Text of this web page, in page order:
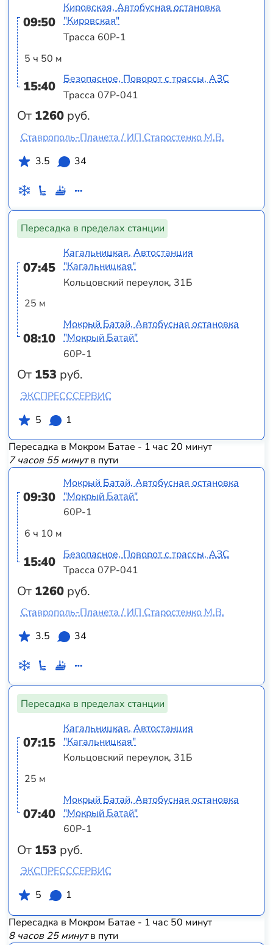
09:50
5 ч 50 м
15:40
От 1260 руб.
Кировская, Автобусная остановка
"Кировская"
Трасса 60Р-1
Безопасное, Поворот с трассы, АЗС
Трасса 07Р-041
Ставрополь-Планета / ИП Старостенко М.В.
3.5
34
Пересадка в пределах станции
07:45
25 м
08:10
От 153 руб.
Кагальницкая, Автостанция
"Кагальницкая"
Кольцовский переулок, 31Б
Мокрый Батай, Автобусная остановка
"Мокрый Батай"
60Р-1
ЭКСПРЕСССЕРВИС
5
1
Пересадка в Мокром Батае - 1 час 20 минут
7 часов 55 минутв пути
09:30
6 ч 10 м
15:40
От 1260 руб.
Мокрый Батай, Автобусная остановка
"Мокрый Батай"
60Р-1
Безопасное, Поворот с трассы, АЗС
Трасса 07Р-041
Ставрополь-Планета / ИП Старостенко М.В.
3.5
34
Пересадка в пределах станции
07:15
25 м
07:40
От 153 руб.
Кагальницкая, Автостанция
"Кагальницкая"
Кольцовский переулок, 31Б
Мокрый Батай, Автобусная остановка
"Мокрый Батай"
60Р-1
ЭКСПРЕСССЕРВИС
5
1
Пересадка в Мокром Батае - 1 час 50 минут
8 часов 25 минутв пути